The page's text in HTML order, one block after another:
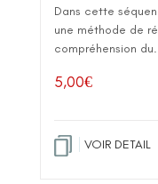
Dans cette
une méthode de
compréhension
5,00€
VOIR DETAIL